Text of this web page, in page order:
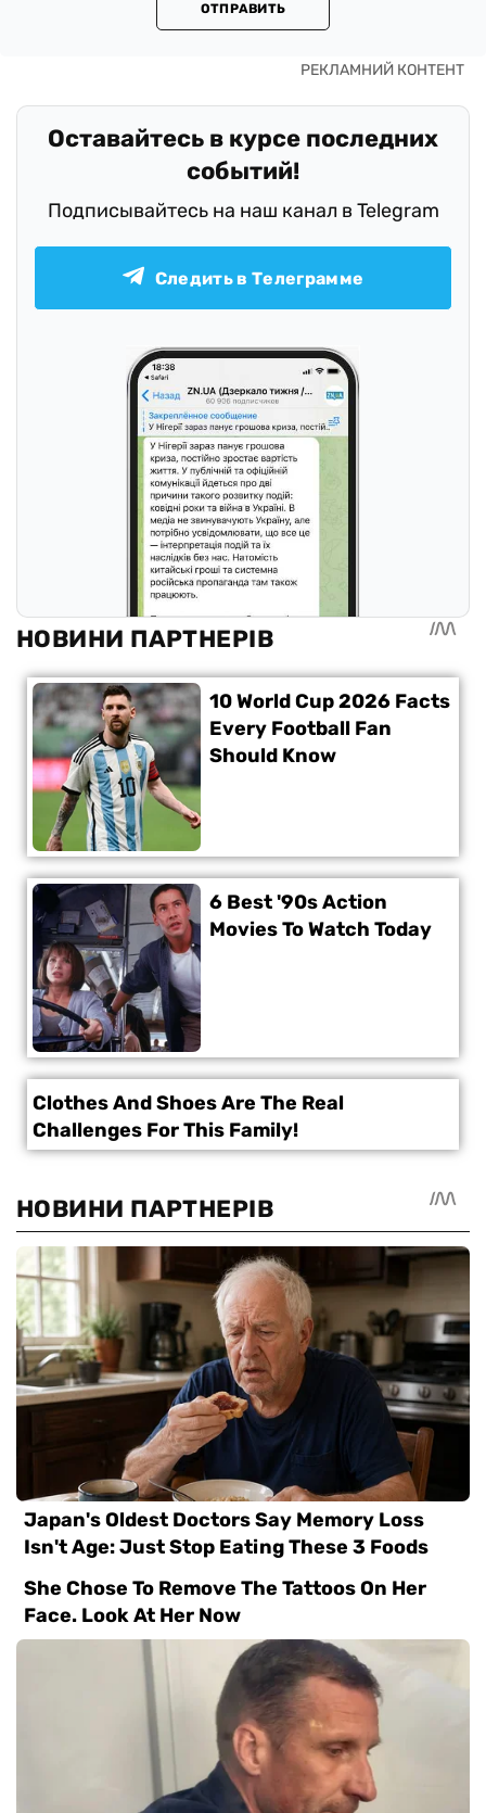
ОТПРАВИТЬ
Оставайтесь в курсе последних
событий!
Подписывайтесь на наш канал в Telegram
Следить в Телеграмме